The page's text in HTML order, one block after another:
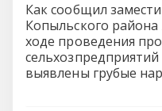
Как сообщил
Копыльского района
ходе проведения
выявлены грубые